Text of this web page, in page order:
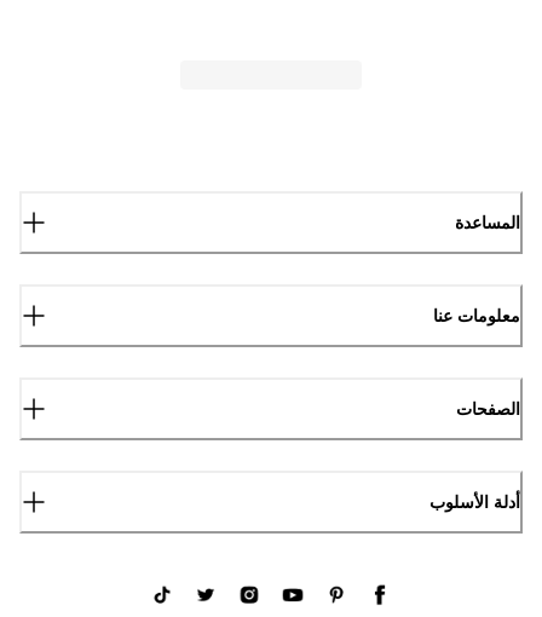
المساعدة
معلومات عنا
الصفحات
أدلة الأسلوب